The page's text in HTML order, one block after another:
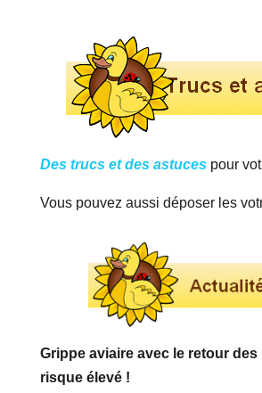
Des trucs et des astucespour
Vous pouvez aussi déposer les
Grippe aviaire avec le retour
risque élevé !